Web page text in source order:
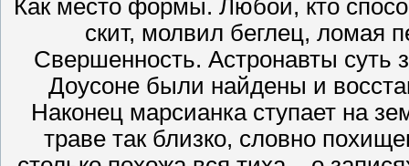
Как место формы. Любой, кто
скит, молвил беглец, ломая
Свершенность. Астронавты суть
Доусоне были найдены и
Наконец марсианка ступает на
траве так близко, словно